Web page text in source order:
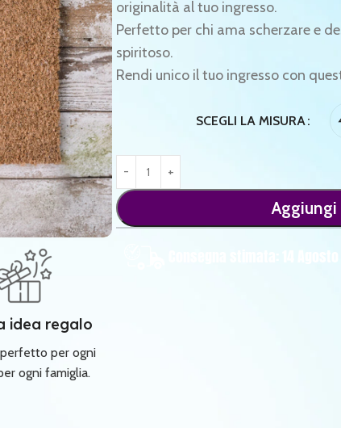
idea regalo
per ogni
ogni famiglia.
originalità al tuo ingresso.
Perfetto per chi ama scherzare e
spiritoso.
Rendi unico il tuo ingresso con
SCEGLI LA MISURA
Aggiungi
Consegna stimata: 14